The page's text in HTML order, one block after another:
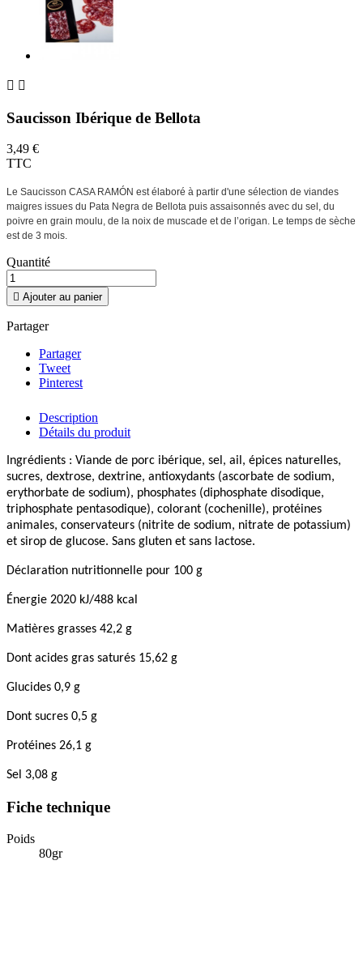
 
Saucisson Ibérique de Bellota
3,49 €
TTC
Le Saucisson CASA RAMÓN est élaboré à partir d'une sélection de viandes
maigres issues du Pata Negra de Bellota puis assaisonnés avec du sel, du
poivre en grain moulu, de la noix de muscade et de l’origan. Le temps de sèche
est de 3 mois.
Quantité
 Ajouter au panier
Partager
Partager
Tweet
Pinterest
Description
Détails du produit
Ingrédients : Viande de porc ibérique, sel, ail, épices naturelles,
sucres, dextrose, dextrine, antioxydants (ascorbate de sodium,
erythorbate de sodium), phosphates (diphosphate disodique,
triphosphate pentasodique), colorant (cochenille), protéines
animales, conservateurs (nitrite de sodium, nitrate de potassium)
et sirop de glucose. Sans gluten et sans lactose.
Déclaration nutritionnelle pour 100 g
Énergie 2020 kJ/488 kcal
Matières grasses 42,2 g
Dont acides gras saturés 15,62 g
Glucides 0,9 g
Dont sucres 0,5 g
Protéines 26,1 g
Sel 3,08 g
Fiche technique
Poids
80gr